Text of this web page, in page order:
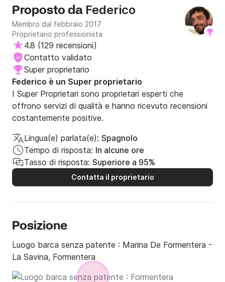
Proposto da Federico
Membro dal febbraio 2017
Proprietario professionista
4.8 (129 recensioni)
Contatto validato
Super proprietario
Federico è un Super proprietario
I Super Proprietari sono proprietari esperti che
offrono servizi di qualità e hanno ricevuto recensioni
costantemente positive.
Lingua(e) parlata(e): Spagnolo
Tempo di risposta: In alcune ore
Tasso di risposta: Superiore a 95%
Contatta il proprietario
Posizione
Luogo barca senza patente : Marina De Formentera -
La Savina, Formentera